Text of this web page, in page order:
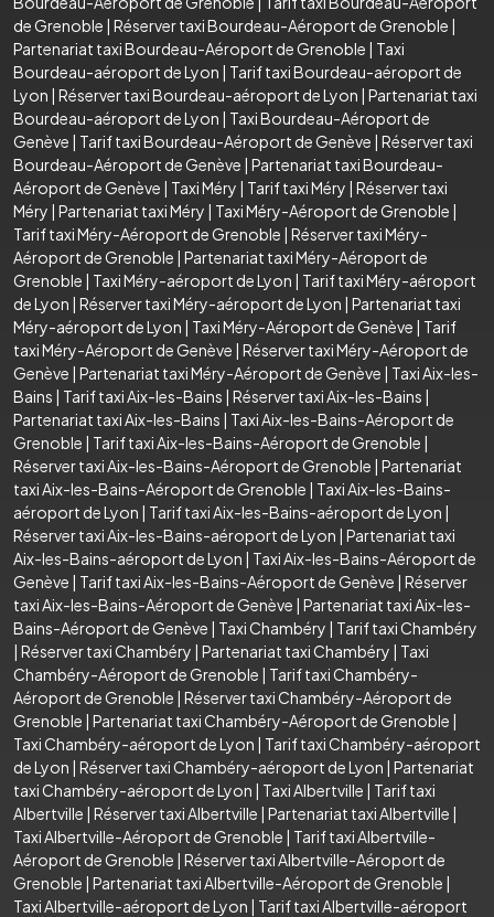
de Grenoble | Réserver taxi Bourdeau-Aéroport de Grenoble |
Partenariat taxi Bourdeau-Aéroport de Grenoble | Taxi
Bourdeau-aéroport de Lyon | Tarif taxi Bourdeau-aéroport de
Lyon | Réserver taxi Bourdeau-aéroport de Lyon | Partenariat taxi
Bourdeau-aéroport de Lyon | Taxi Bourdeau-Aéroport de
Genève | Tarif taxi Bourdeau-Aéroport de Genève | Réserver taxi
Bourdeau-Aéroport de Genève | Partenariat taxi Bourdeau-
Aéroport de Genève | Taxi Méry | Tarif taxi Méry | Réserver taxi
Méry | Partenariat taxi Méry | Taxi Méry-Aéroport de Grenoble |
Tarif taxi Méry-Aéroport de Grenoble | Réserver taxi Méry-
Aéroport de Grenoble | Partenariat taxi Méry-Aéroport de
Grenoble | Taxi Méry-aéroport de Lyon | Tarif taxi Méry-aéroport
de Lyon | Réserver taxi Méry-aéroport de Lyon | Partenariat taxi
Méry-aéroport de Lyon | Taxi Méry-Aéroport de Genève | Tarif
taxi Méry-Aéroport de Genève | Réserver taxi Méry-Aéroport de
Genève | Partenariat taxi Méry-Aéroport de Genève | Taxi Aix-les-
Bains | Tarif taxi Aix-les-Bains | Réserver taxi Aix-les-Bains |
Partenariat taxi Aix-les-Bains | Taxi Aix-les-Bains-Aéroport de
Grenoble | Tarif taxi Aix-les-Bains-Aéroport de Grenoble |
Réserver taxi Aix-les-Bains-Aéroport de Grenoble | Partenariat
taxi Aix-les-Bains-Aéroport de Grenoble | Taxi Aix-les-Bains-
aéroport de Lyon | Tarif taxi Aix-les-Bains-aéroport de Lyon |
Réserver taxi Aix-les-Bains-aéroport de Lyon | Partenariat taxi
Aix-les-Bains-aéroport de Lyon | Taxi Aix-les-Bains-Aéroport de
Genève | Tarif taxi Aix-les-Bains-Aéroport de Genève | Réserver
taxi Aix-les-Bains-Aéroport de Genève | Partenariat taxi Aix-les-
Bains-Aéroport de Genève | Taxi Chambéry | Tarif taxi Chambéry
| Réserver taxi Chambéry | Partenariat taxi Chambéry | Taxi
Chambéry-Aéroport de Grenoble | Tarif taxi Chambéry-
Aéroport de Grenoble | Réserver taxi Chambéry-Aéroport de
Grenoble | Partenariat taxi Chambéry-Aéroport de Grenoble |
Taxi Chambéry-aéroport de Lyon | Tarif taxi Chambéry-aéroport
de Lyon | Réserver taxi Chambéry-aéroport de Lyon | Partenariat
taxi Chambéry-aéroport de Lyon | Taxi Albertville | Tarif taxi
Albertville | Réserver taxi Albertville | Partenariat taxi Albertville |
Taxi Albertville-Aéroport de Grenoble | Tarif taxi Albertville-
Aéroport de Grenoble | Réserver taxi Albertville-Aéroport de
Grenoble | Partenariat taxi Albertville-Aéroport de Grenoble |
Taxi Albertville-aéroport de Lyon | Tarif taxi Albertville-aéroport